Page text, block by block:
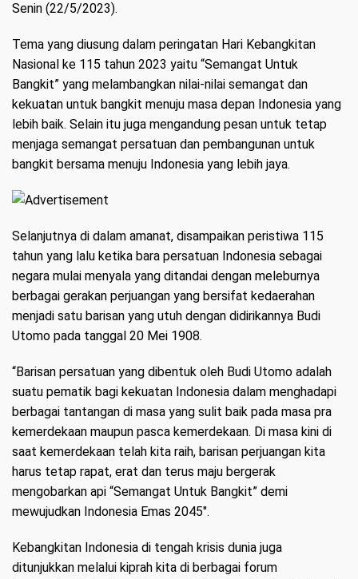
Senin (22/5/2023).
Tema yang diusung dalam peringatan Hari Kebangkitan
Nasional ke 115 tahun 2023 yaitu “Semangat Untuk
Bangkit” yang melambangkan nilai-nilai semangat dan
kekuatan untuk bangkit menuju masa depan Indonesia yang
lebih baik. Selain itu juga mengandung pesan untuk tetap
menjaga semangat persatuan dan pembangunan untuk
bangkit bersama menuju Indonesia yang lebih jaya.
Selanjutnya di dalam amanat, disampaikan peristiwa 115
tahun yang lalu ketika bara persatuan Indonesia sebagai
negara mulai menyala yang ditandai dengan meleburnya
berbagai gerakan perjuangan yang bersifat kedaerahan
menjadi satu barisan yang utuh dengan didirikannya Budi
Utomo pada tanggal 20 Mei 1908.
“Barisan persatuan yang dibentuk oleh Budi Utomo adalah
suatu pematik bagi kekuatan Indonesia dalam menghadapi
berbagai tantangan di masa yang sulit baik pada masa pra
kemerdekaan maupun pasca kemerdekaan. Di masa kini di
saat kemerdekaan telah kita raih, barisan perjuangan kita
harus tetap rapat, erat dan terus maju bergerak
mengobarkan api “Semangat Untuk Bangkit” demi
mewujudkan Indonesia Emas 2045″.
Kebangkitan Indonesia di tengah krisis dunia juga
ditunjukkan melalui kiprah kita di berbagai forum